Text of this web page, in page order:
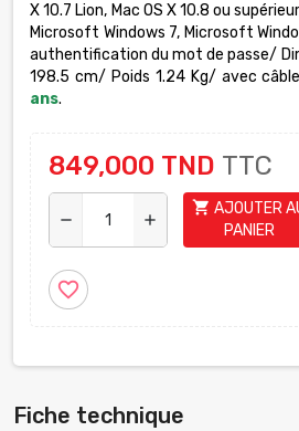
X 10.7 Lion, Mac OS X 10.8 ou
Microsoft Windows 7, Microsoft
authentification du mot de passe/
198.5 cm/ Poids 1.24 Kg/ avec
ans.
849,000 TND TTC
remove add
shopping_cart AJOUTER
PANIER
favorite_border
Fiche technique